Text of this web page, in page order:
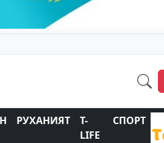
РУХАНИЯТ
T-
LIFE
СПОРТ